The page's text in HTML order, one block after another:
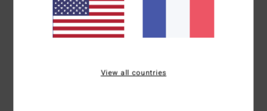
Confort
5.0
View all countries